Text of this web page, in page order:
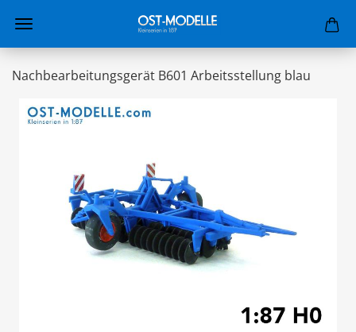
Nachbearbeitungsgerät B601 Arbeitsstellung blau